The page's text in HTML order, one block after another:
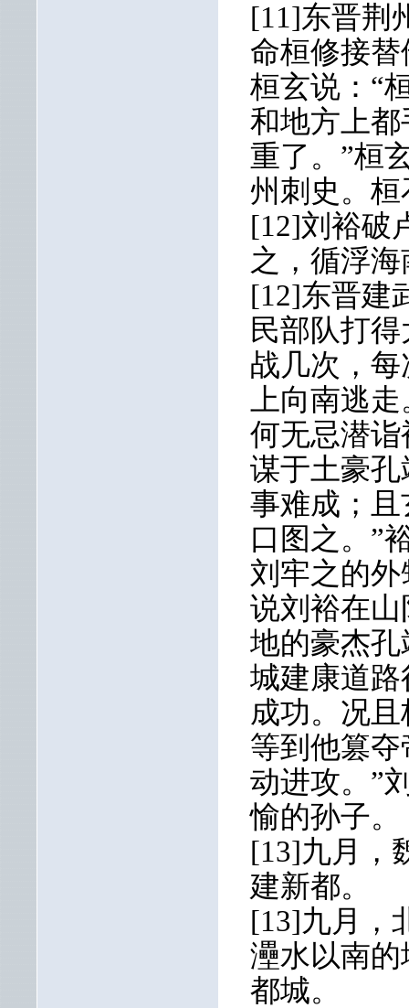
[11]东晋荆
命桓修接
桓玄说：“
和地方上
重了。”桓
州刺史。
[12]刘裕破
之，循浮
[12]东晋建
民部队打
战几次，
上向南逃
何无忌潜
谋于土豪
事难成；
口图之。”
刘牢之的
说刘裕在
地的豪杰
城建康道
成功。况
等到他篡
动进攻。”
愉的孙子。
[13]九月，
建新都。
[13]九月，
灅水以南
都城。